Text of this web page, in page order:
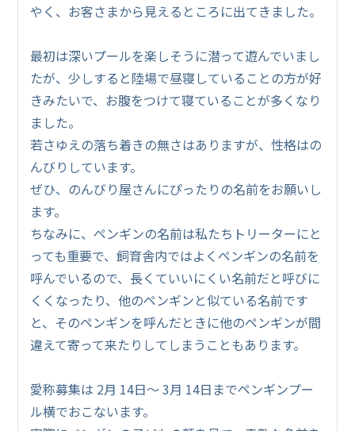
やく、お客さまから見えるところに出てきました。
最初は深いプールを楽しそうに潜って遊んでいまし
たが、少しすると陸場で昼寝していることの方が好
きみたいで、お腹をつけて寝ていることが多くなり
ました。
若さゆえの落ち着きの無さはありますが、性格はの
んびりしています。
ぜひ、のんびり屋さんにぴったりの名前をお願いし
ます。
ちなみに、ペンギンの名前は私たちトリーターにと
っても重要で、飼育舎内ではよくペンギンの名前を
呼んでいるので、長くていいにくい名前だと呼びに
くくなったり、他のペンギンと似ている名前です
と、そのペンギンを呼んだときに他のペンギンが間
違えて寄って来たりしてしまうこともあります。
愛称募集は 2月 14日～ 3月 14日までペンギンプー
ル横でおこないます。